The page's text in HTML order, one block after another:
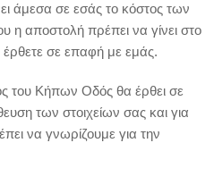
άμεσα σε εσάς το κόστος των
η αποστολή πρέπει να γίνει στο
σε επαφή με εμάς.
του Κήπων Οδός θα έρθει σε
των στοιχείων σας και για
να γνωρίζουμε για την